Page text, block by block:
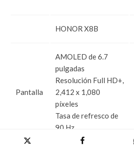
HONOR X8B
Pantalla
AMOLED de 6.7
pulgadas
Resolución Full HD+,
2,412 x 1,080
píxeles
Tasa de refresco de
90 Hz